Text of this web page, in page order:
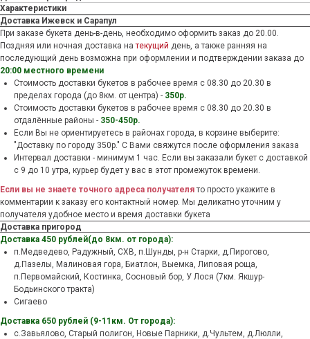
Характеристики
Доставка Ижевск и Сарапул
При заказе букета день-в-день, необходимо оформить заказ до 20.00.
Поздняя или ночная доставка натекущий день, а также ранняя на
последующий день возможна при оформлении и подтверждении заказа до
20:00 местного времени
Стоимость доставки букетов в рабочее время c 08.30 до 20.30 в
пределах города (до 8км. от центра) - 350р.
Стоимость доставки букетов в рабочее время c 08.30 до 20.30 в
отдалённые районы - 350-450р.
Если Вы не ориентируетесь в районах города, в корзине выберите:
"Доставку по городу 350р." С Вами свяжутся после оформления заказа
Интервал доставки - минимум 1 час. Если вы заказали букет с доставкой
с 9 до 10 утра, курьер будет у вас в этот промежуток времени.
Если вы не знаете точного адреса получателя то просто укажите в
комментарии к заказу его контактный номер. Мы деликатно уточним у
получателя удобное место и время доставки букета
Доставка пригород
Доставка 450 рублей(до 8км. от города):
п.Медведево, Радужный, СХВ, п.Шунды, р-н Старки, д.Пирогово,
д.Пазелы, Малиновая гора, Биатлон, Выемка, Липовая роща,
п.Первомайский, Костинка, Сосновый бор, У Лося (7км. Якшур-
Бодьинского тракта)
Сигаево
Доставка 650 рублей (9-11км. От города):
с.Завьялово, Старый полигон, Новые Парники, д.Чультем, д.Люлли,